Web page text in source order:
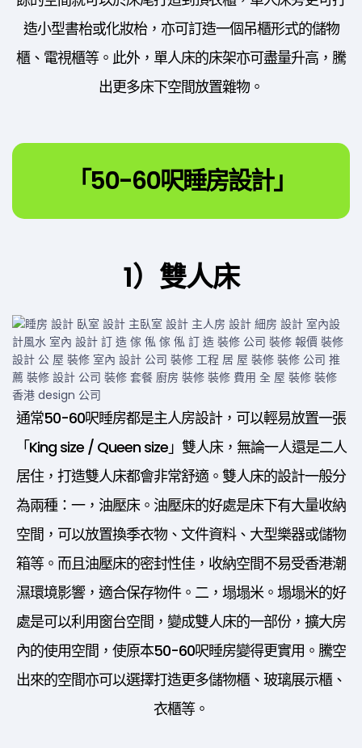
造小型書枱或化妝枱，亦可訂造一個吊櫃形式的儲物
櫃、電視櫃等。此外，單人床的床架亦可盡量升高，騰
出更多床下空間放置雜物。
「50-60呎睡房設計」
1）雙人床
通常50-60呎睡房都是主人房設計，可以輕易放置一張
「King size / Queen size」雙人床，無論一人還是二人
居住，打造雙人床都會非常舒適。雙人床的設計一般分
為兩種：一，油壓床。油壓床的好處是床下有大量收納
空間，可以放置換季衣物、文件資料、大型樂器或儲物
箱等。而且油壓床的密封性佳，收納空間不易受香港潮
濕環境影響，適合保存物件。二，塌塌米。塌塌米的好
處是可以利用窗台空間，變成雙人床的一部份，擴大房
內的使用空間，使原本50-60呎睡房變得更實用。騰空
出來的空間亦可以選擇打造更多儲物櫃、玻璃展示櫃、
衣櫃等。